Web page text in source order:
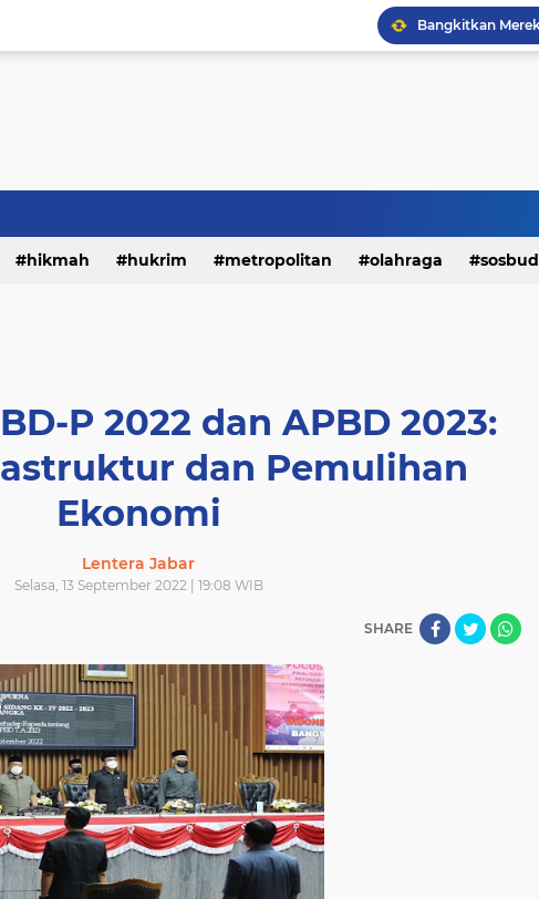
hikmah hukrim metropolitan olahraga sosbud
P 2022 dan APBD 2023:
dan Pemulihan
Ekonomi
Lentera Jabar
Selasa, 13 September 2022 | 19:08 WIB
SHARE